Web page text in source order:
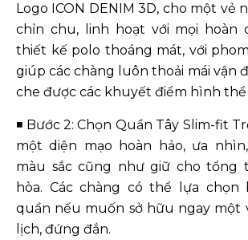
Logo ICON DENIM 3D, cho một vẻ
chỉn chu, linh hoạt với mọi hoàn
thiết kế polo thoáng mát, với
giúp các chàng luôn thoải mái vận
che được các khuyết điểm hình thể
◾ Bước 2: Chọn Quần Tây Slim-fit
một diện mạo hoàn hảo, ưa
màu sắc cũng như giữ cho tổng
hòa. Các chàng có thể lựa chọn
quần nếu muốn sở hữu ngay một
lịch, đứng đắn.